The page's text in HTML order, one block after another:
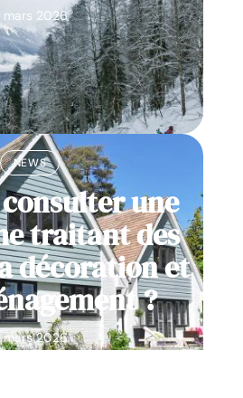
mars 2026
NEWS
une
traitant des
décoration et
?
mars 2026